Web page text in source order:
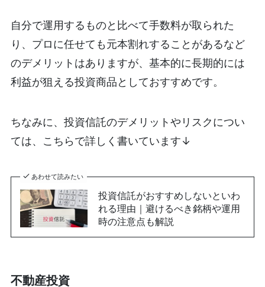
自分で運用するものと比べて手数料が取られた
り、プロに任せても元本割れすることがあるなど
のデメリットはありますが、基本的に長期的には
利益が狙える投資商品としておすすめです。
ちなみに、投資信託のデメリットやリスクについ
ては、こちらで詳しく書いています↓
あわせて読みたい
投資信託がおすすめしないといわ
れる理由｜避けるべき銘柄や運用
時の注意点も解説
不動産投資